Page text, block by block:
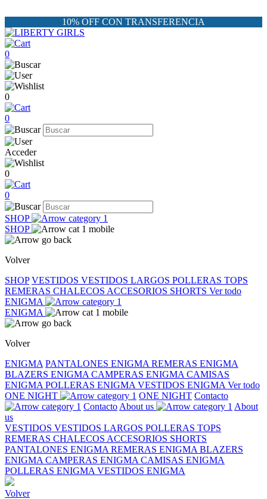
10% OFF CON TRANSFERENCIA
0
0
0
Acceder
0
0
SHOP
SHOP
Volver
SHOP VESTIDOS VESTIDOS LARGOS POLLERAS TOPS
REMERAS CHALECOS ACCESORIOS SHORTS Ver todo
ENIGMA
ENIGMA
Volver
ENIGMA PANTALONES ENIGMA REMERAS ENIGMA
BLAZERS ENIGMA CAMPERAS ENIGMA CAMISAS
ENIGMA POLLERAS ENIGMA VESTIDOS ENIGMA Ver todo
ONE NIGHT
ONE NIGHT Contacto
Contacto About us
About
us
VESTIDOS VESTIDOS LARGOS POLLERAS TOPS
REMERAS CHALECOS ACCESORIOS SHORTS
PANTALONES ENIGMA REMERAS ENIGMA BLAZERS
ENIGMA CAMPERAS ENIGMA CAMISAS ENIGMA
POLLERAS ENIGMA VESTIDOS ENIGMA
Volver